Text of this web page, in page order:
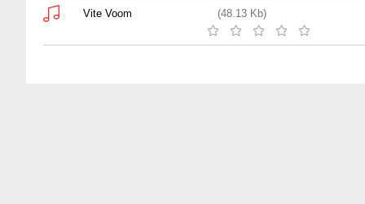
Vite Voom (48.13 Kb)